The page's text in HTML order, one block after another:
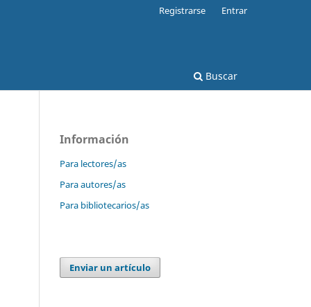
Buscar
Registrarse Entrar
Información
Para lectores/as
Para autores/as
Para bibliotecarios/as
Enviar un artículo